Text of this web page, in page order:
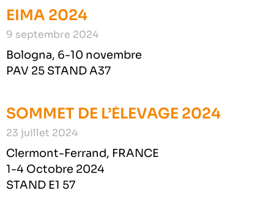
EIMA 2024
9 septembre 2024
Bologna, 6-10 novembre
PAV 25 STAND A37
SOMMET DE L’ÉLEVAGE 2024
23 juillet 2024
Clermont-Ferrand, FRANCE
1-4 Octobre 2024
STAND E1 57